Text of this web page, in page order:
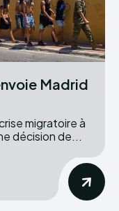
Madrid
migratoire à
décision de...